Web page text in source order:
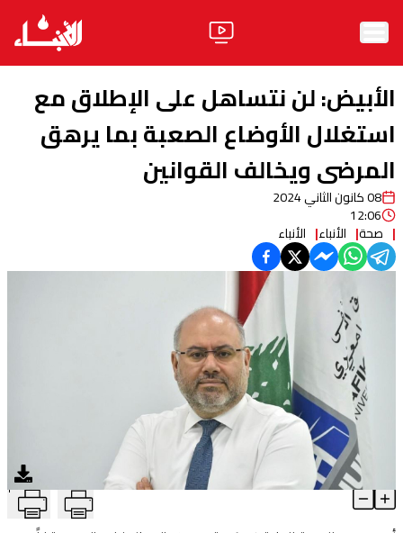
الرئيسية
الأخبار
ثقافة ومجتمع
منوعات
آراء
فيديو
مواقف
وليد جنبلاط
ابحث
الأبيض: لن نتساهل على الإطلاق مع
استغلال الأوضاع الصعبة بما يرهق
المرضى ويخالف القوانين
08 كانون الثاني 2024
12:06
صحة الأنباء الأنباء
الأبيض: لن نتساهل على الإطلاق مع استغلال الأوضاع الصعبة بما T